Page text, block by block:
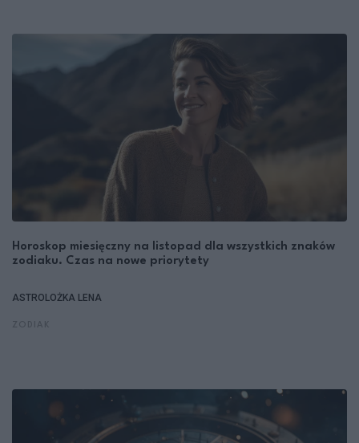
Horoskop miesięczny na listopad dla wszystkich znaków
zodiaku. Czas na nowe priorytety
ASTROLOŻKA LENA